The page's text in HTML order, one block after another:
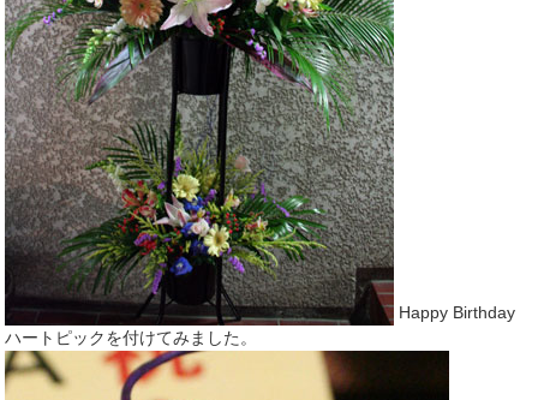
Happy Birthday
ハートピックを付けてみました。